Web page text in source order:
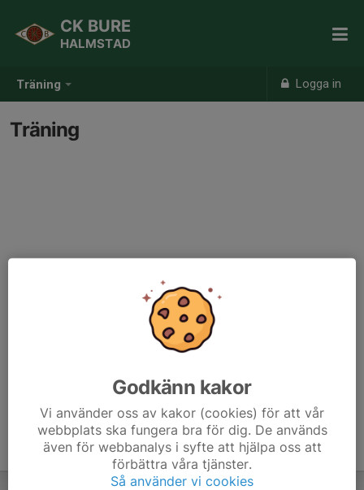
Träning Logga in
CK BURE
HALMSTAD
Träning
Godkänn kakor
Vi använder oss av kakor (cookies) för att vår
webbplats ska fungera bra för dig. De används
även för webbanalys i syfte att hjälpa oss att
förbättra våra tjänster.
Så använder vi cookies